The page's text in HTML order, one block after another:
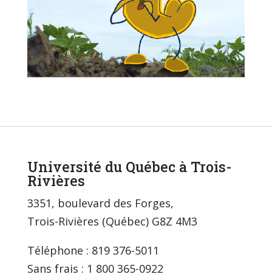
Université du Québec à Trois-
Rivières
3351, boulevard des Forges,
Trois-Rivières (Québec) G8Z 4M3
Téléphone : 819 376-5011
Sans frais : 1 800 365-0922